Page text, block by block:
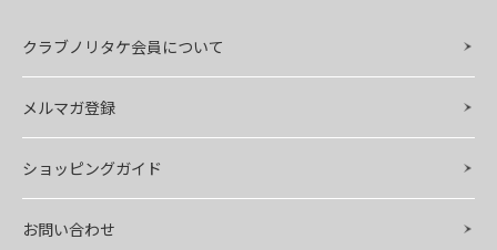
クラブノリタケ会員について
メルマガ登録
ショッピングガイド
お問い合わせ